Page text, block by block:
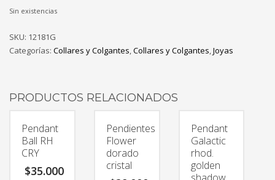
Sin existencias
SKU: 12181G
Categorías: Collares y Colgantes,Collares y Colgantes,Joyas
PRODUCTOS RELACIONADOS
Pendant
Ball RH
CRY
$35.000
Pendientes
Flower
dorado
cristal
Pendant
Galactic
rhod.
golden